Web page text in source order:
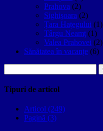
Prahova (2)
Sighişoara (2)
Țara Hațegului (1)
Târgu Neamţ (1)
Valea Prahovei (2)
Sănătatea în vacanțe (6)
după:
Tipuri de articol
Articol (249)
Pagină (3)